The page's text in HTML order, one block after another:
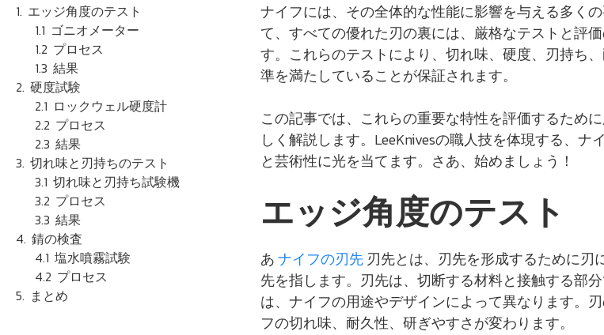
ナイフには、その全体的な性能に影響を与える多く
て、すべての優れた刃の裏には、厳格なテストと評
す。これらのテストにより、切れ味、硬度、刃持ち
準を満たしていることが保証されます。
この記事では、これらの重要な特性を評価するため
しく解説します。LeeKnivesの職人技を体現する、ナ
と芸術性に光を当てます。さあ、始めましょう！
エッジ角度のテスト
あナイフの刃先刃先とは、刃先を形成するために刃
先を指します。刃先は、切断する材料と接触する部
は、ナイフの用途やデザインによって異なります。
フの切れ味、耐久性、研ぎやすさが変わります。
エッジ角度のテスト
ゴニオメーター
プロセス
結果
硬度試験
ロックウェル硬度計
プロセス
結果
切れ味と刃持ちのテスト
切れ味と刃持ち試験機
プロセス
結果
錆の検査
塩水噴霧試験
プロセス
まとめ